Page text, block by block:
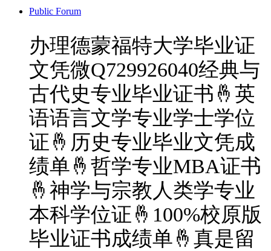
Public Forum
办理德蒙福特大学毕业证
文凭微Q729926040经典与
古代史专业毕业证书🤞英
语语言文学专业学士学位
证🤞历史专业毕业文凭成
绩单🤞哲学专业MBA证书
🤞神学与宗教人类学专业
本科学位证🤞100%校原版
毕业证书成绩单🤞真是留